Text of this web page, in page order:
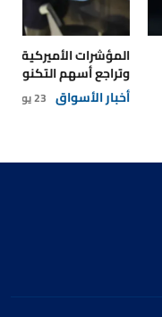
المؤشرات الأميركية
وتراجع أسهم
أخبار الأسواق 23 يوليو 2026